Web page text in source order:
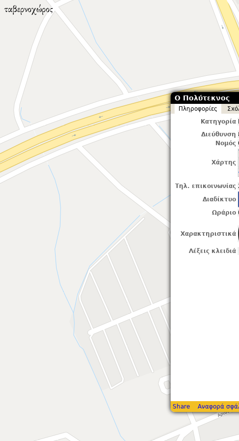
Ο Πολύτεκνος
Πληροφορίες
Κατηγορία
Διεύθυνση
Νομός
Χάρτης
Τηλ. επικοινωνίας
Διαδίκτυο
Ωράριο
Χαρακτηριστικά
Λέξεις κλειδιά
Share Αναφορά